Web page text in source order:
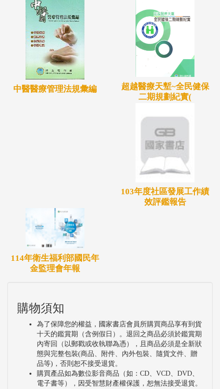
中醫醫療管理法規彙編
超越醫療天塹~全民健保
二期規劃紀實(
103年度社區發展工作績
效評鑑報告
114年衛生福利部國民年
金監理會年報
購物須知
為了保障您的權益，國家書店會員所購買商品享有到貨
十天的鑑賞期（含例假日）。退回之商品必須於鑑賞期
內寄回（以郵戳或收執聯為憑），且商品必須是全新狀
態與完整包裝(商品、附件、內外包裝、隨貨文件、贈
品等)，否則恕不接受退貨。
購買產品如為數位影音商品（如：CD、VCD、DVD、
電子書等），因受智慧財產權保護，恕無法接受退貨。